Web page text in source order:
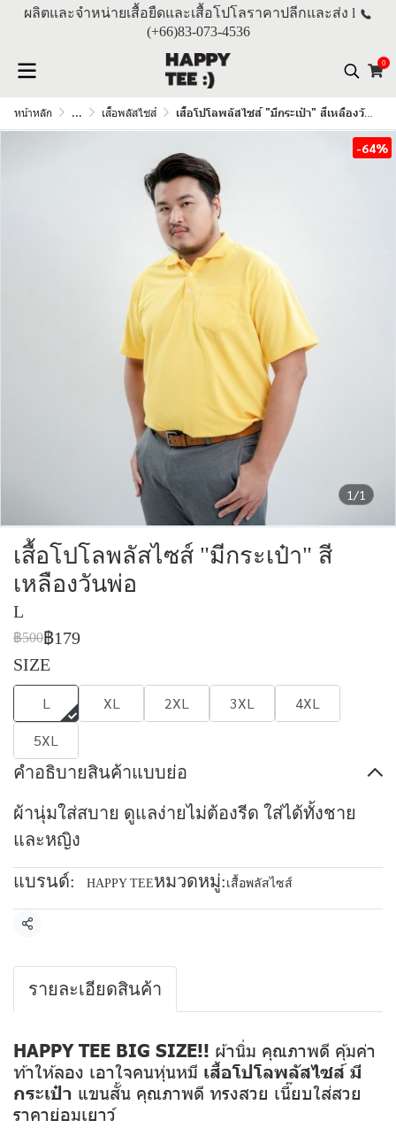
ผลิตและจำหน่ายเสื้อยืดและเสื้อโปโลราคาปลีกและส่ง l
(+66)83-073-4536
0
หน้าหลัก ... เสื้อพลัสไซส์ เสื้อโปโลพลัสไซส์ "มีกระเป๋า" สีเหลืองวันพ่อ
1/1
-64%
เสื้อโปโลพลัสไซส์ "มีกระเป๋า" สี
เหลืองวันพ่อ
L
฿500฿179
SIZE
L XL 2XL 3XL
4XL
5XL
คำอธิบายสินค้าแบบย่อ
ผ้านุ่มใส่สบาย ดูแลง่ายไม่ต้องรีด ใส่ได้ทั้งชาย
และหญิง
แบรนด์: HAPPY TEEหมวดหมู่: เสื้อพลัสไซส์
แชร์
รายละเอียดสินค้า
HAPPY TEE BIG SIZE!! ผ้านิ่ม คุณภาพดี คุ้มค่า
ท้าให้ลอง เอาใจคนหุ่นหมี เสื้อโปโลพลัสไซส์ มี
กระเป๋า แขนสั้น คุณภาพดี ทรงสวย เนี๊ยบใส่สวย
ราคาย่อมเยาว์